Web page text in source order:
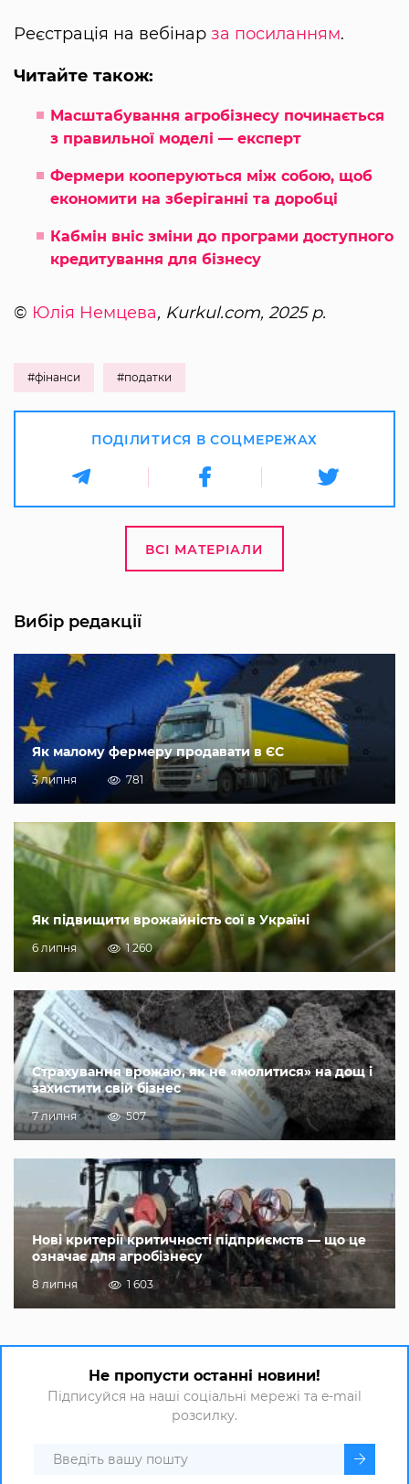
Реєстрація на вебінар за посиланням.
Читайте також:
Масштабування агробізнесу починається
з правильної моделі — експерт
Фермери кооперуються між собою, щоб
економити на зберіганні та доробці
Кабмін вніс зміни до програми доступного
кредитування для бізнесу
© Юлія Немцева, Kurkul.com, 2025 р.
#фінанси #податки
ПОДІЛИТИСЯ В СОЦМЕРЕЖАХ
ВСІ МАТЕРІАЛИ
Вибір редакції
Як малому фермеру продавати в ЄС
3 липня 781
Як підвищити врожайність сої в Україні
6 липня 1 260
Страхування врожаю, як не «молитися» на дощ і
захистити свій бізнес
7 липня 507
Нові критерії критичності підприємств — що це
означає для агробізнесу
8 липня 1 603
Не пропусти останні новини!
Підписуйся на наші соціальні мережі та e-mail
розсилку.